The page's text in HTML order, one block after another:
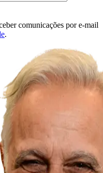
comunicações por e-mail
.